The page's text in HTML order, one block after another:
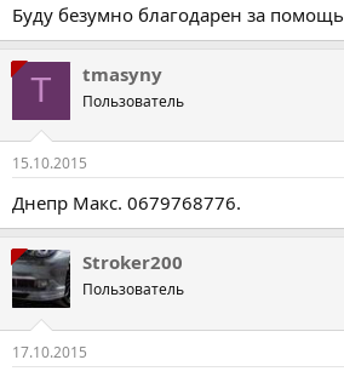
Буду безумно благодарен за помощь
T tmasyny
Пользователь
15.10.2015
Днепр Макс. 0679768776.
Stroker200
Пользователь
17.10.2015